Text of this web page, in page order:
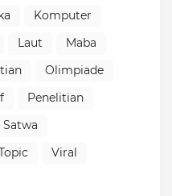
Komputer
Laut
Maba
Olimpiade
Penelitian
Satwa
Viral